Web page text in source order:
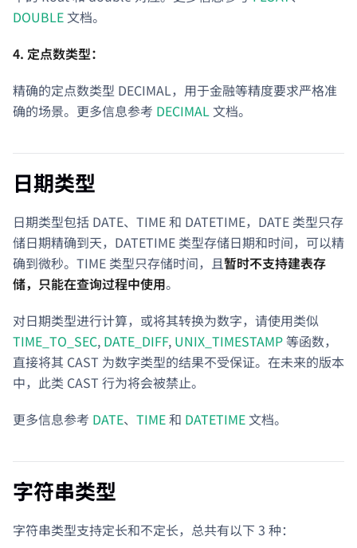
DOUBLE 文档。
4. 定点数类型：
精确的定点数类型 DECIMAL，用于金融等精度要求严格准
确的场景。更多信息参考 DECIMAL 文档。
日期类型
日期类型包括 DATE、TIME 和 DATETIME，DATE 类型只存
储日期精确到天，DATETIME 类型存储日期和时间，可以精
确到微秒。TIME 类型只存储时间，且暂时不支持建表存
储，只能在查询过程中使用。
对日期类型进行计算，或将其转换为数字，请使用类似
TIME_TO_SEC, DATE_DIFF, UNIX_TIMESTAMP等函数，
直接将其 CAST 为数字类型的结果不受保证。在未来的版本
中，此类 CAST 行为将会被禁止。
更多信息参考 DATE、 TIME和 DATETIME 文档。
字符串类型
字符串类型支持定长和不定长，总共有以下 3 种：